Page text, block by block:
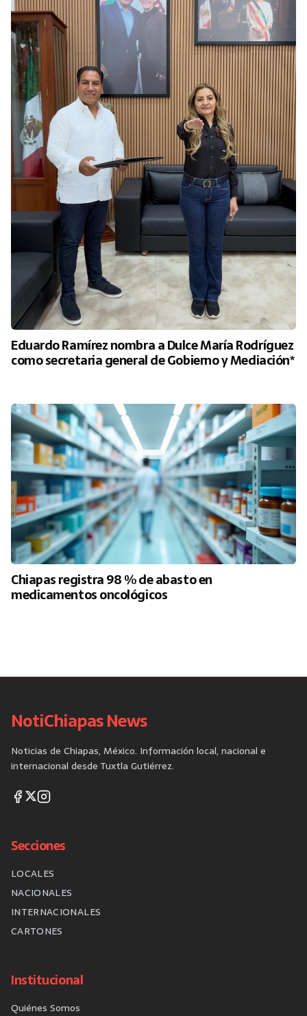
Eduardo Ramírez nombra a Dulce María Rodríguez
como secretaria general de Gobierno y Mediación*
Chiapas registra 98 % de abasto en
medicamentos oncológicos
NotiChiapas News
Noticias de Chiapas, México. Información local, nacional e
internacional desde Tuxtla Gutiérrez.
Secciones
LOCALES
NACIONALES
INTERNACIONALES
CARTONES
Institucional
Quiénes Somos